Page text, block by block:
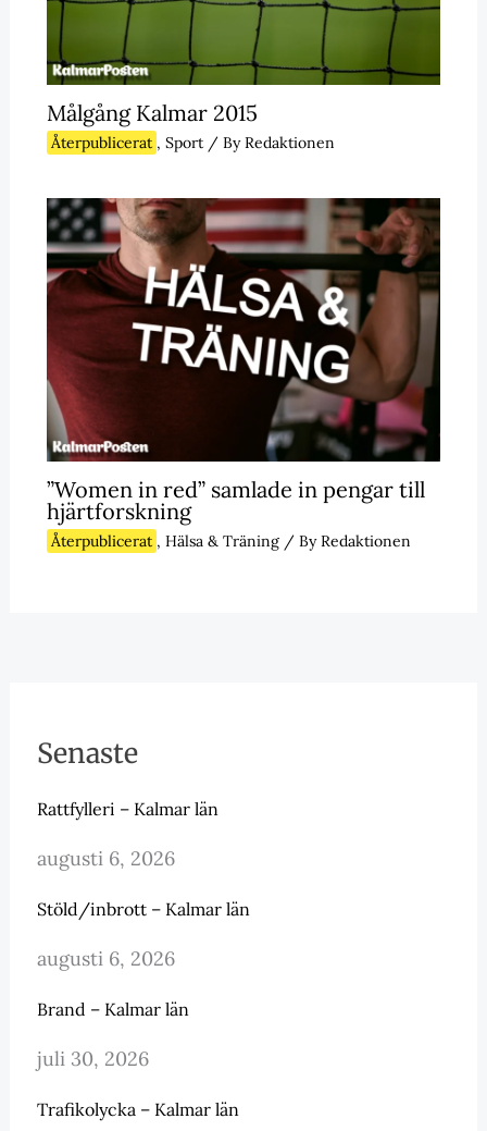
Målgång Kalmar 2015
Återpublicerat , Sport/ ByRedaktionen
”Women in red” samlade in pengar till
hjärtforskning
Återpublicerat , Hälsa & Träning/ ByRedaktionen
Senaste
Rattfylleri – Kalmar län
augusti 6, 2026
Stöld/inbrott – Kalmar län
augusti 6, 2026
Brand – Kalmar län
juli 30, 2026
Trafikolycka – Kalmar län